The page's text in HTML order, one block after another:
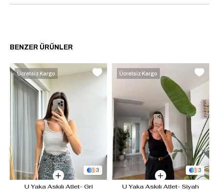
BENZER ÜRÜNLER
3
U Yaka Askılı Atlet- Gri
Ücretsiz Kargo
3
U Yaka Askılı Atlet- Siyah
Ücretsiz Kargo